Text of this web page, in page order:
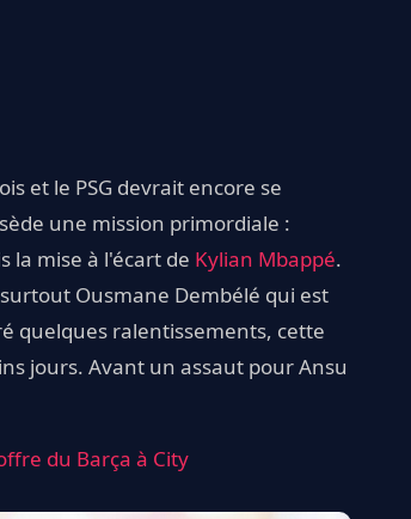
et le PSG devrait encore se
une mission primordiale :
la mise à l'écart de Kylian Mbappé.
Ousmane Dembélé qui est
quelques ralentissements, cette
jours. Avant un assaut pour Ansu
du Barça à City